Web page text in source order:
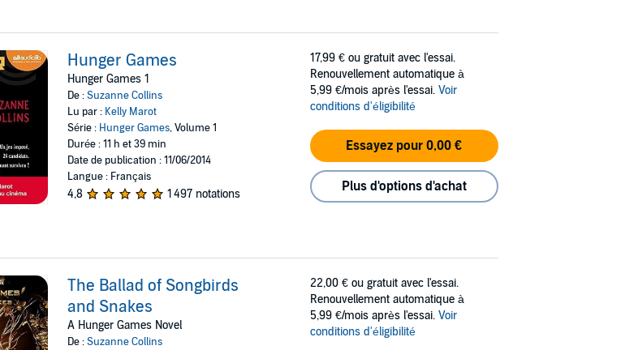
Hunger Games
Hunger Games 1
De :Suzanne Collins
Lu par : Kelly Marot
Série : Hunger Games, Volume 1
Durée : 11 h et 39 min
Date de publication : 11/06/2014
Langue : Français
4,8 1 497 notations
17,99 € ou gratuit avec l'essai.
Renouvellement automatique à
5,99 €/mois après l'essai. Voir
conditions d'éligibilité
Essayez pour 0,00 €
Plus d'options d'achat
The Ballad of Songbirds
and Snakes
A Hunger Games Novel
De :Suzanne Collins
22,00 € ou gratuit avec l'essai.
Renouvellement automatique à
5,99 €/mois après l'essai. Voir
conditions d'éligibilité